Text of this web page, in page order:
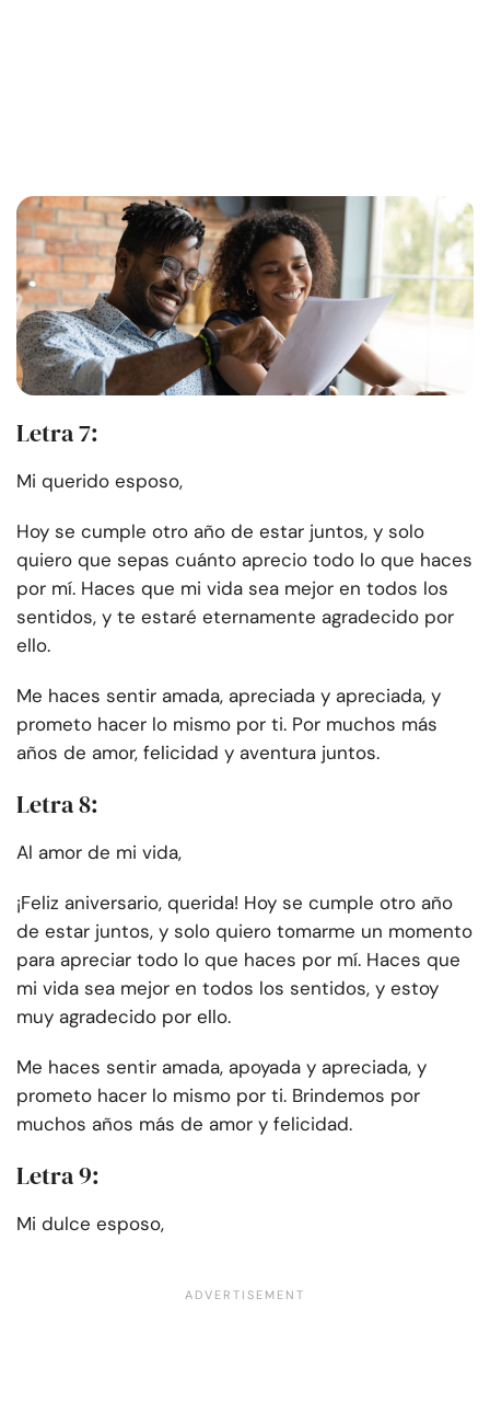
Letra 7:
Mi querido esposo,
Hoy se cumple otro año de estar juntos, y solo
quiero que sepas cuánto aprecio todo lo que haces
por mí. Haces que mi vida sea mejor en todos los
sentidos, y te estaré eternamente agradecido por
ello.
Me haces sentir amada, apreciada y apreciada, y
prometo hacer lo mismo por ti. Por muchos más
años de amor, felicidad y aventura juntos.
Letra 8:
Al amor de mi vida,
¡Feliz aniversario, querida! Hoy se cumple otro año
de estar juntos, y solo quiero tomarme un momento
para apreciar todo lo que haces por mí. Haces que
mi vida sea mejor en todos los sentidos, y estoy
muy agradecido por ello.
Me haces sentir amada, apoyada y apreciada, y
prometo hacer lo mismo por ti. Brindemos por
muchos años más de amor y felicidad.
Letra 9:
Mi dulce esposo,